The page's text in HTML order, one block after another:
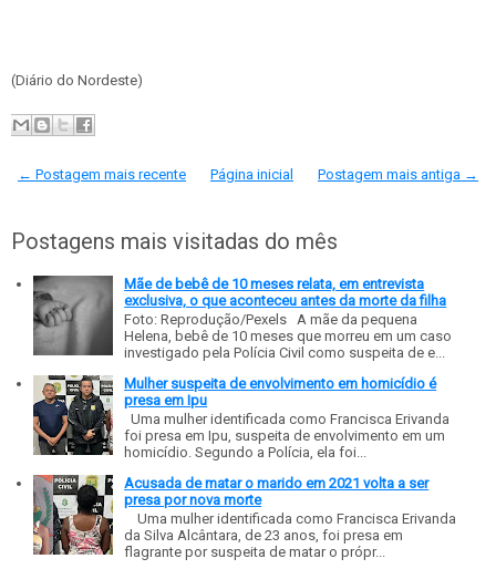
(Diário do Nordeste)
← Postagem mais recente Postagem mais antiga →
Página inicial
Postagens mais visitadas do mês
Mãe de bebê de 10 meses relata, em entrevista
exclusiva, o que aconteceu antes da morte da filha
Foto: Reprodução/Pexels A mãe da pequena
Helena, bebê de 10 meses que morreu em um caso
investigado pela Polícia Civil como suspeita de e...
Mulher suspeita de envolvimento em homicídio é
presa em Ipu
Uma mulher identificada como Francisca Erivanda
foi presa em Ipu, suspeita de envolvimento em um
homicídio. Segundo a Polícia, ela foi...
Acusada de matar o marido em 2021 volta a ser
presa por nova morte
Uma mulher identificada como Francisca Erivanda
da Silva Alcântara, de 23 anos, foi presa em
flagrante por suspeita de matar o própr...